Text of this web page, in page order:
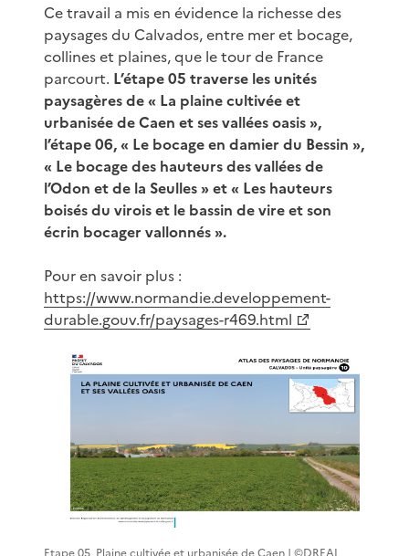
Ce travail a mis en évidence la richesse des
paysages du Calvados, entre mer et bocage,
collines et plaines, que le tour de France
parcourt. L’étape 05 traverse les unités
paysagères de « La plaine cultivée et
urbanisée de Caen et ses vallées oasis »,
l’étape 06, « Le bocage en damier du Bessin »,
« Le bocage des hauteurs des vallées de
l’Odon et de la Seulles » et « Les hauteurs
boisés du virois et le bassin de vire et son
écrin bocager vallonnés ».
Pour en savoir plus :
https://www.normandie.developpement-
durable.gouv.fr/paysages-r469.html